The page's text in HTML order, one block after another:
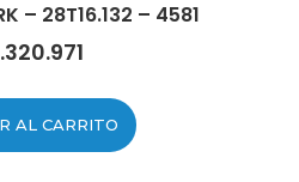
– 28T16.132 – 4581
AL CARRITO